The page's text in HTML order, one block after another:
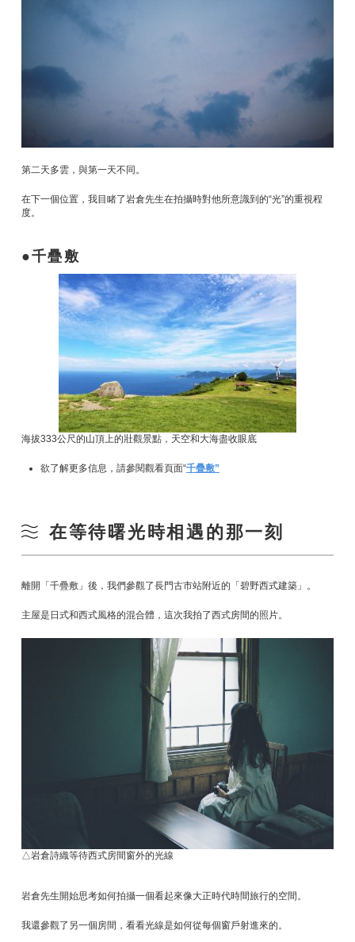
第二天多雲，與第一天不同。
在下一個位置，我目睹了岩倉先生在拍攝時對他所意識到的“光”的重視程
度。
千疊敷
海拔333公尺的山頂上的壯觀景點，天空和大海盡收眼底
欲了解更多信息，請參閱觀看頁面“千疊敷”
在等待曙光時相遇的那一刻
離開「千疊敷」後，我們參觀了長門古市站附近的「碧野西式建築」。
主屋是日式和西式風格的混合體，這次我拍了西式房間的照片。
△岩倉詩織等待西式房間窗外的光線
岩倉先生開始思考如何拍攝一個看起來像大正時代時間旅行的空間。
我還參觀了另一個房間，看看光線是如何從每個窗戶射進來的。